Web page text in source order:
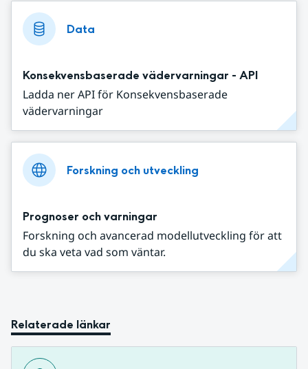
Data
Konsekvensbaserade vädervarningar - API
Ladda ner API för Konsekvensbaserade
vädervarningar
Forskning och utveckling
Prognoser och varningar
Forskning och avancerad modellutveckling för att
du ska veta vad som väntar.
Relaterade länkar